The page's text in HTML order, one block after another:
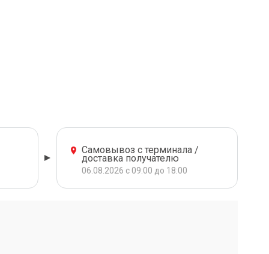
Самовывоз с терминала /
доставка получателю
06.08.2026 с 09:00 до 18:00